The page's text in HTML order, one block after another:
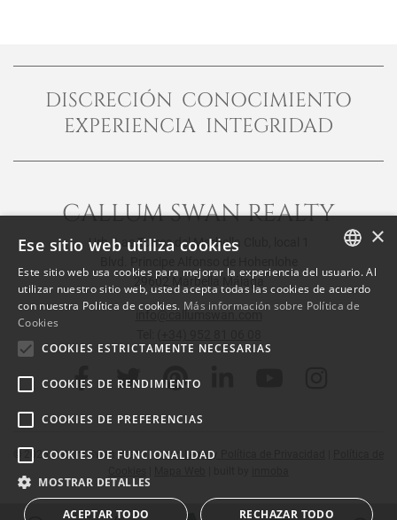
DISCRECIÓN CONOCIMIENTO
EXPERIENCIA INTEGRIDAD
CALLUM SWAN REALTY
Urb. Las Torres del Marbella Club, local 1
29602 Marbella Málaga
© 2026Callum Swan Realty |Aviso Legal y Política de Privacidad
ENGLISH
SPANISH
×
Ese sitio web utiliza cookies
Este sitio web usa cookies para mejorar la experiencia del usuario. Al
utilizar nuestro sitio web, usted acepta todas las cookies de acuerdo
con nuestra Política de cookies. Más información sobre Política de
Cookies
COOKIES ESTRICTAMENTE NECESARIAS
COOKIES DE RENDIMIENTO
COOKIES DE PREFERENCIAS
COOKIES DE FUNCIONALIDAD
MOSTRAR DETALLES
ACEPTAR TODO RECHAZAR TODO